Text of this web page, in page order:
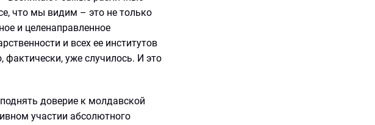
что мы видим – это не только
и целенаправленное
и всех ее институтов
фактически, уже случилось. И это
доверие к молдавской
участии абсолютного